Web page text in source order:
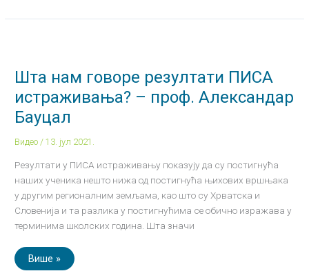
Шта нам говоре резултати ПИСА
истраживања? – проф. Александар
Бауцал
Видео /13. јул 2021.
Резултати у ПИСА истраживању показују да су постигнућа
наших ученика нешто нижа од постигнућа њихових вршњака
у другим регионалним земљама, као што су Хрватска и
Словенија и та разлика у постигнућима се обично изражава у
терминима школских година. Шта значи
резултати
ПИСА
–
проф.
Александар
Бауцал
Више »